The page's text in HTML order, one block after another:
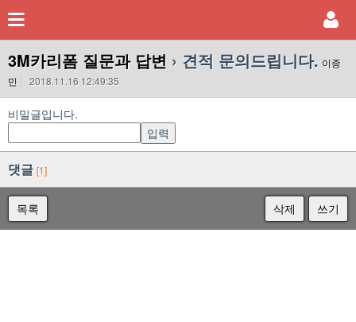
3M카리폼 질문과 답변 › 견적 문의드립니다. 이종
민
2018.11.16 12:49:35
비밀글입니다.
댓글 [1]
목록 쓰기
삭제